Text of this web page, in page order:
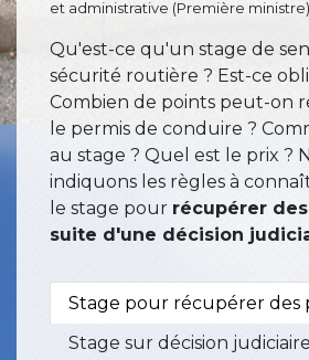
et administrative (Première ministre)
Qu'est-ce qu'un stage de
sécurité routière ? Est-ce
Combien de points peut-on
le permis de conduire ?
au stage ? Quel est le prix ?
indiquons les règles à
le stage pour récupérer
suite d'une décision
Stage pour récupérer des
Stage sur décision judiciaire